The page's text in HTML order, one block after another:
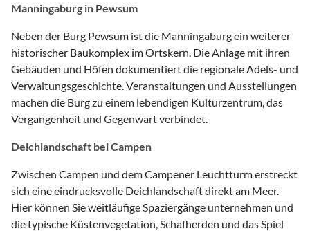
Manningaburg in Pewsum
Neben der Burg Pewsum ist die Manningaburg ein weiterer
historischer Baukomplex im Ortskern. Die Anlage mit ihren
Gebäuden und Höfen dokumentiert die regionale Adels- und
Verwaltungsgeschichte. Veranstaltungen und Ausstellungen
machen die Burg zu einem lebendigen Kulturzentrum, das
Vergangenheit und Gegenwart verbindet.
Deichlandschaft bei Campen
Zwischen Campen und dem Campener Leuchtturm erstreckt
sich eine eindrucksvolle Deichlandschaft direkt am Meer.
Hier können Sie weitläufige Spaziergänge unternehmen und
die typische Küstenvegetation, Schafherden und das Spiel